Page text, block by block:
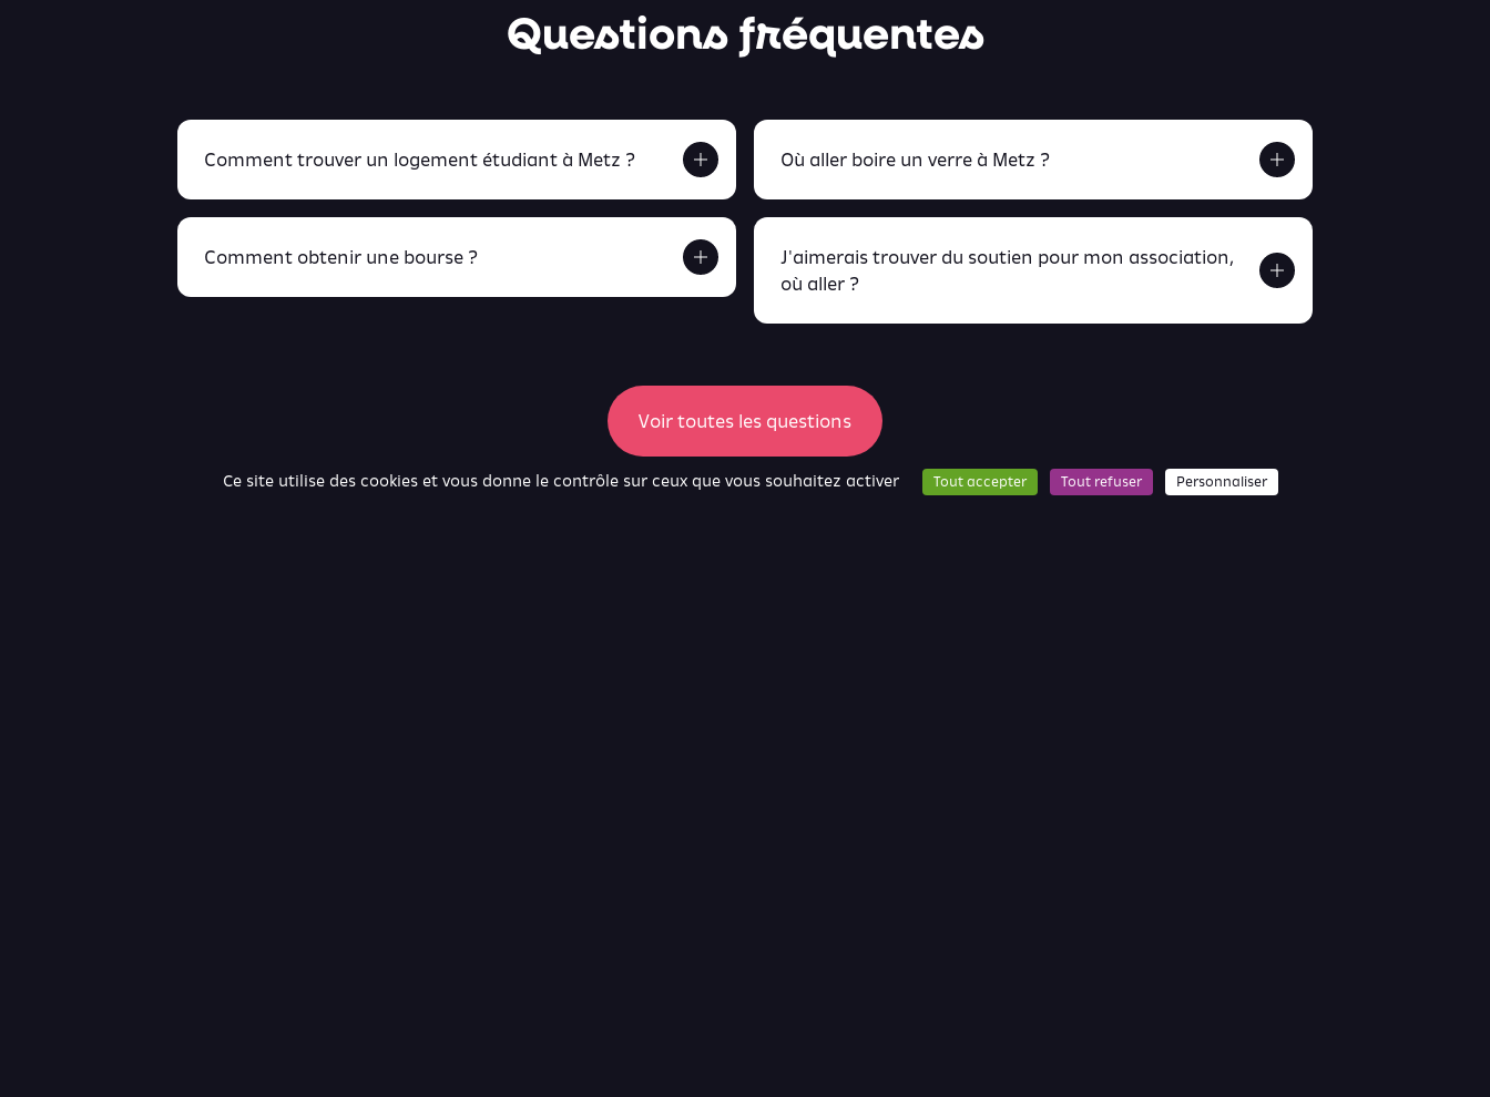
Ce site utilise des cookies et vous donne le contrôle sur ceux que vous souhaitez activer Tout accepter Tout refuser Personnaliser
Questions fréquentes
Comment trouver un logement étudiant à Metz ?
Retrouve tout ça en
Comment obtenir une bourse ?
Où aller boire un verre à Metz ?
J'aimerais trouver du soutien pour mon association,
où aller ?
Voir toutes les questions